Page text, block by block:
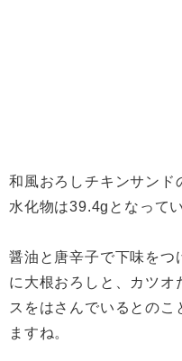
和風おろしチキンサン
水化物は39.4gとなってい
醤油と唐辛子で下味をつ
に大根おろしと、カツオ
スをはさんでいるとのこ
ますね。